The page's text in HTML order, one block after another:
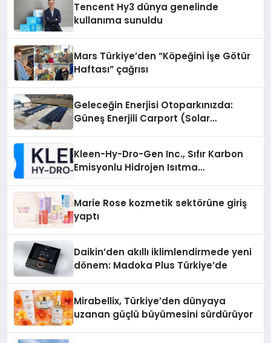
Tencent Hy3 dünya genelinde
kullanıma sunuldu
Mars Türkiye’den “Köpeğini İşe Götür
Haftası” çağrısı
Geleceğin Enerjisi Otoparkınızda:
Güneş Enerjili Carport (Solar
Kleen-Hy-Dro-Gen Inc., Sıfır Karbon
Emisyonlu Hidrojen Isıtma
Marie Rose kozmetik sektörüne giriş
yaptı
Daikin’den akıllı iklimlendirmede yeni
dönem: Madoka Plus Türkiye’de
Mirabellix, Türkiye’den dünyaya
uzanan güçlü büyümesini sürdürüyor